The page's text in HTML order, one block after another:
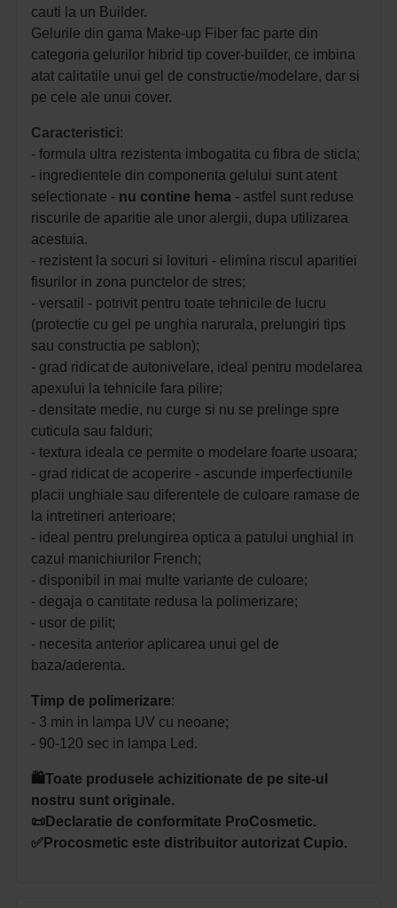
cauti la un Builder.
Gelurile din gama Make-up Fiber fac parte din
categoria gelurilor hibrid tip cover-builder, ce imbina
atat calitatile unui gel de constructie/modelare, dar si
pe cele ale unui cover.
Caracteristici:
- formula ultra rezistenta imbogatita cu fibra de sticla;
- ingredientele din componenta gelului sunt atent
selectionate - nu contine hema - astfel sunt reduse
riscurile de aparitie ale unor alergii, dupa utilizarea
acestuia.
- rezistent la socuri si lovituri - elimina riscul aparitiei
fisurilor in zona punctelor de stres;
- versatil - potrivit pentru toate tehnicile de lucru
(protectie cu gel pe unghia narurala, prelungiri tips
sau constructia pe sablon);
- grad ridicat de autonivelare, ideal pentru modelarea
apexului la tehnicile fara pilire;
- densitate medie, nu curge si nu se prelinge spre
cuticula sau falduri;
- textura ideala ce permite o modelare foarte usoara;
- grad ridicat de acoperire - ascunde imperfectiunile
placii unghiale sau diferentele de culoare ramase de
la intretineri anterioare;
- ideal pentru prelungirea optica a patului unghial in
cazul manichiurilor French;
- disponibil in mai multe variante de culoare;
- degaja o cantitate redusa la polimerizare;
- usor de pilit;
- necesita anterior aplicarea unui gel de
baza/aderenta.
Timp de polimerizare:
- 3 min in lampa UV cu neoane;
- 90-120 sec in lampa Led.
🛍️Toate produsele achizitionate de pe site-ul
nostru sunt originale.
📜Declaratie de conformitate ProCosmetic.
✅Procosmetic este distribuitor autorizat Cupio.